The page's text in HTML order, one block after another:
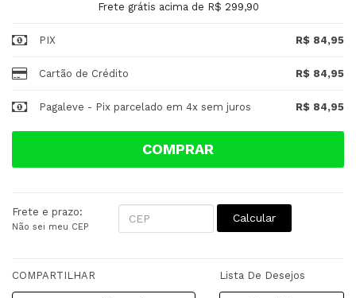
Frete grátis acima de R$ 299,90
PIX R$ 84,95
Cartão de Crédito R$ 84,95
Pagaleve - Pix parcelado em 4x sem juros R$ 84,95
COMPRAR
Frete e prazo:
Não sei meu CEP
Calcular
COMPARTILHAR Lista De Desejos